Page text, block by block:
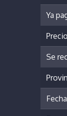
Ya
Se